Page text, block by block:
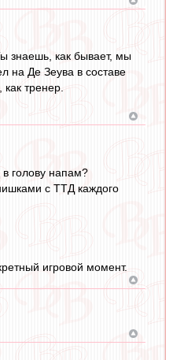
знаешь, как бывает, мы
на Де Зеува в составе
тренер.
голову напам?
с ТТД каждого
игровой момент.